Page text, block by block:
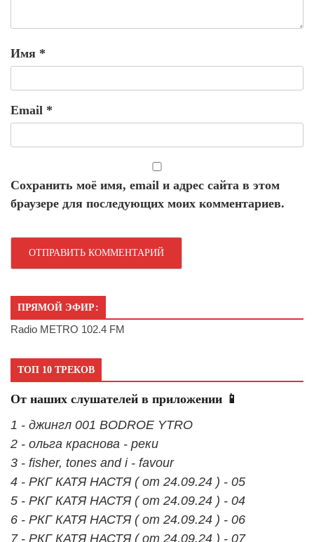
Имя *
Email *
Сохранить моё имя, email и адрес сайта в этом
браузере для последующих моих комментариев.
ПРЯМОЙ ЭФИР:
Radio METRO 102.4 FM
ТОП 10 ТРЕКОВ
От наших слушателей в приложении 📱
1 - джингл 001 BODROE YTRO
2 - ольга краснова - реки
3 - fisher, tones and i - favour
4 - РКГ КАТЯ НАСТЯ ( от 24.09.24 ) - 05
5 - РКГ КАТЯ НАСТЯ ( от 24.09.24 ) - 04
6 - РКГ КАТЯ НАСТЯ ( от 24.09.24 ) - 06
7 - РКГ КАТЯ НАСТЯ ( от 24.09.24 ) - 07